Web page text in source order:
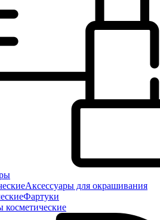
Аксессуары для окрашивания
Фартуки
косметические